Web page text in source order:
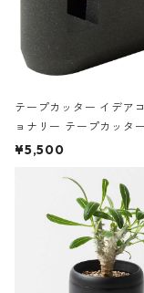
テープカッター イデア
ョナリー テープカッタ
サンドカラー 石調
¥5,500